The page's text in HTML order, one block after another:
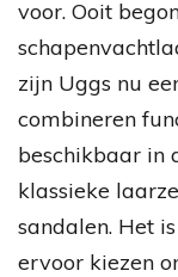
voor. Ooit
zijn Uggs nu
combineren
beschikbaar in
klassieke
sandalen. Het
ervoor kiezen